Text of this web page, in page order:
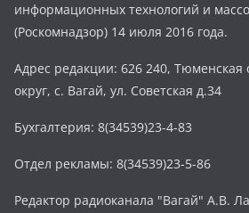
информационных технологий и
(Роскомнадзор) 14 июля 2016 года.
Адрес редакции: 626 240, Тюменская
округ, с. Вагай, ул. Советская д.34
Бухгалтерия: 8(34539)23-4-83
Отдел рекламы: 8(34539)23-5-86
Редактор радиоканала "Вагай" А.В.